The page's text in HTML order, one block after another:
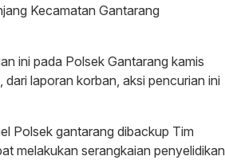
Kecamatan Gantarang
ini pada Polsek Gantarang kamis
laporan korban, aksi pencurian ini
Polsek gantarang dibackup Tim
melakukan serangkaian penyelidikan